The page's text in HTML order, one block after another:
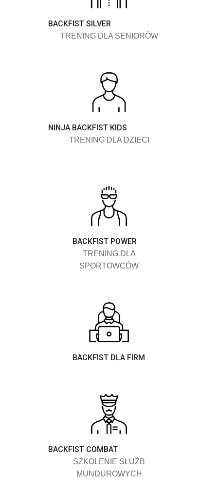
BACKFIST SILVER
TRENING DLA SENIORÓW
NINJA BACKFIST KIDS
TRENING DLA DZIECI
BACKFIST POWER
TRENING DLA
SPORTOWCÓW
BACKFIST DLA FIRM
BACKFIST COMBAT
SZKOLENIE SŁUŻB
MUNDUROWYCH